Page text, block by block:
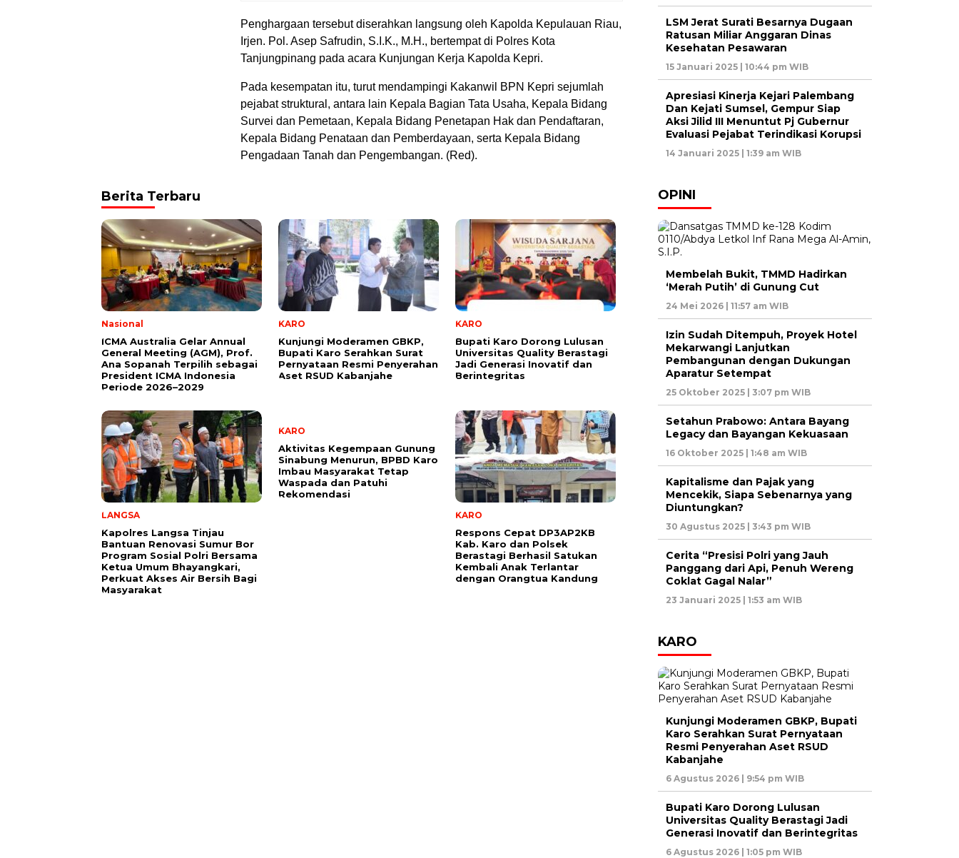
Penghargaan tersebut diserahkan langsung oleh Kapolda Kepulauan Riau,
Irjen. Pol. Asep Safrudin, S.I.K., M.H., bertempat di Polres Kota
Tanjungpinang pada acara Kunjungan Kerja Kapolda Kepri.
Pada kesempatan itu, turut mendampingi Kakanwil BPN Kepri sejumlah
pejabat struktural, antara lain Kepala Bagian Tata Usaha, Kepala Bidang
Survei dan Pemetaan, Kepala Bidang Penetapan Hak dan Pendaftaran,
Kepala Bidang Penataan dan Pemberdayaan, serta Kepala Bidang
Pengadaan Tanah dan Pengembangan. (Red).
Berita Terbaru
Nasional
ICMA Australia Gelar Annual
General Meeting (AGM), Prof.
Ana Sopanah Terpilih sebagai
President ICMA Indonesia
Periode 2026–2029
KARO
Kunjungi Moderamen GBKP,
Bupati Karo Serahkan Surat
Pernyataan Resmi Penyerahan
Aset RSUD Kabanjahe
KARO
Bupati Karo Dorong Lulusan
Universitas Quality Berastagi
Jadi Generasi Inovatif dan
Berintegritas
LANGSA
Kapolres Langsa Tinjau
Bantuan Renovasi Sumur Bor
Program Sosial Polri Bersama
Ketua Umum Bhayangkari,
Perkuat Akses Air Bersih Bagi
Masyarakat
KARO
Aktivitas Kegempaan Gunung
Sinabung Menurun, BPBD Karo
Imbau Masyarakat Tetap
Waspada dan Patuhi
Rekomendasi
KARO
Respons Cepat DP3AP2KB
Kab. Karo dan Polsek
Berastagi Berhasil Satukan
Kembali Anak Terlantar
dengan Orangtua Kandung
LSM Jerat Surati Besarnya Dugaan
Ratusan Miliar Anggaran Dinas
Kesehatan Pesawaran
15 Januari 2025 | 10:44 pm WIB
Apresiasi Kinerja Kejari Palembang
Dan Kejati Sumsel, Gempur Siap
Aksi Jilid III Menuntut Pj Gubernur
Evaluasi Pejabat Terindikasi Korupsi
14 Januari 2025 | 1:39 am WIB
OPINI
Membelah Bukit, TMMD Hadirkan
‘Merah Putih’ di Gunung Cut
24 Mei 2026 | 11:57 am WIB
Izin Sudah Ditempuh, Proyek Hotel
Mekarwangi Lanjutkan
Pembangunan dengan Dukungan
Aparatur Setempat
25 Oktober 2025 | 3:07 pm WIB
Setahun Prabowo: Antara Bayang
Legacy dan Bayangan Kekuasaan
16 Oktober 2025 | 1:48 am WIB
Kapitalisme dan Pajak yang
Mencekik, Siapa Sebenarnya yang
Diuntungkan?
30 Agustus 2025 | 3:43 pm WIB
Cerita “Presisi Polri yang Jauh
Panggang dari Api, Penuh Wereng
Coklat Gagal Nalar”
23 Januari 2025 | 1:53 am WIB
KARO
Kunjungi Moderamen GBKP, Bupati
Karo Serahkan Surat Pernyataan
Resmi Penyerahan Aset RSUD
Kabanjahe
6 Agustus 2026 | 9:54 pm WIB
Bupati Karo Dorong Lulusan
Universitas Quality Berastagi Jadi
Generasi Inovatif dan Berintegritas
6 Agustus 2026 | 1:05 pm WIB